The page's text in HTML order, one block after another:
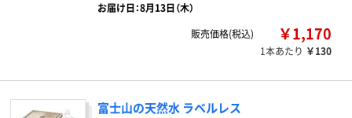
お届け日：8月13日（木）
販売価格(税込)
￥1,170
1本あたり ￥130
富士山の天然水 ラベルレス